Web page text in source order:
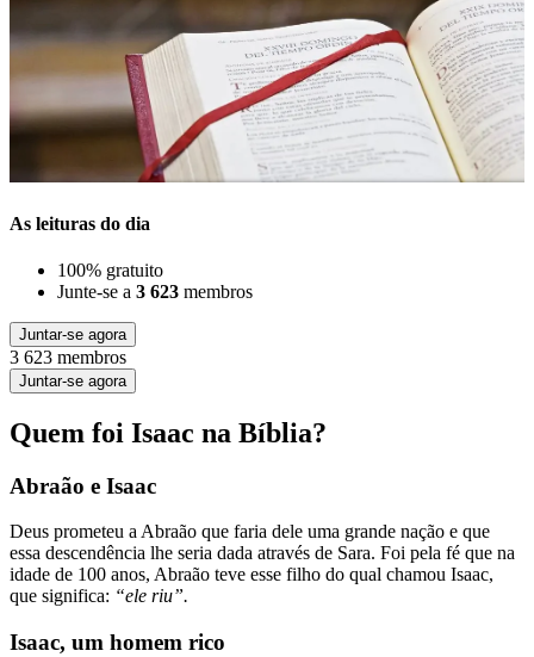
As leituras do dia
100% gratuito
Junte-se a 3 623 membros
Juntar-se agora
3 623 membros
Juntar-se agora
Quem foi Isaac na Bíblia?
Abraão e Isaac
Deus prometeu a Abraão que faria dele uma grande nação e que
essa descendência lhe seria dada através de Sara. Foi pela fé que na
idade de 100 anos, Abraão teve esse filho do qual chamou Isaac,
que significa: “ele riu”.
Isaac, um homem rico